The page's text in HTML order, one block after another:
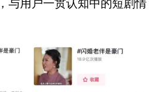
与用户一贯认知中的短剧情